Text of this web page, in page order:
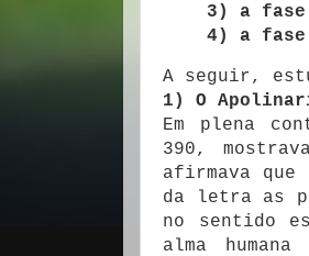
3) a
4) a
A seguir,
1) O
Em plena
390,
afirmava que
da letra as
no sentido
alma